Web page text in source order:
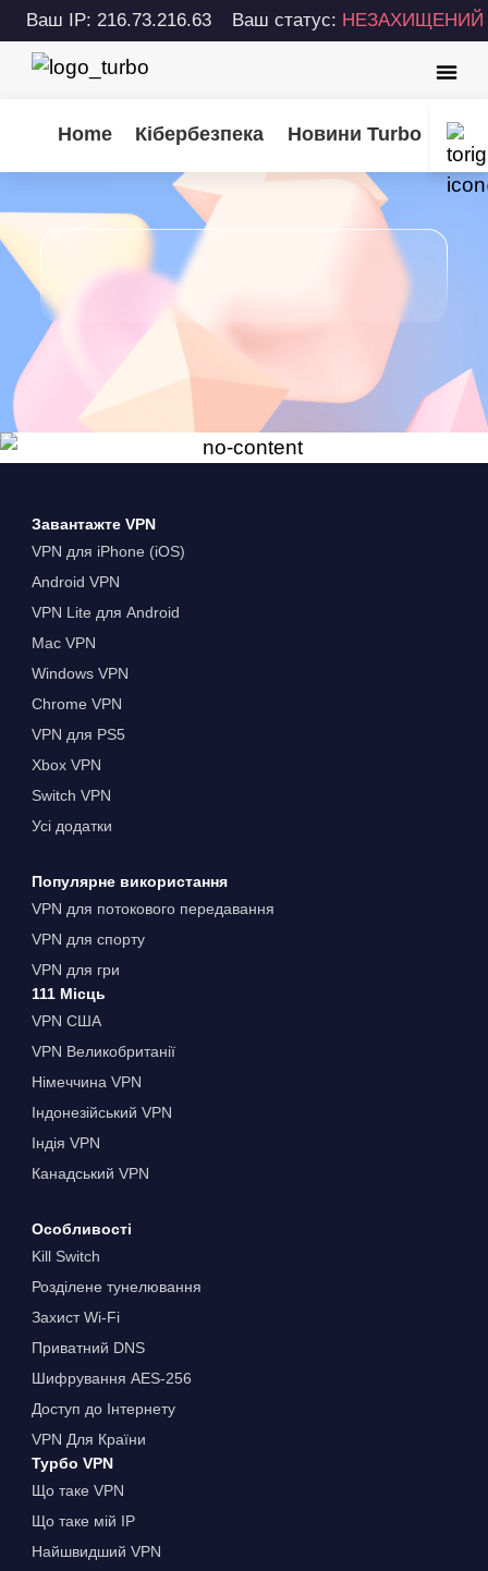
Ваш IP: 216.73.216.63 Ваш статус: НЕЗАХИЩЕНИЙ
Home Кібербезпека Новини Turbo
Завантажте VPN
VPN для iPhone (iOS)
Android VPN
VPN Lite для Android
Mac VPN
Windows VPN
Chrome VPN
VPN для PS5
Xbox VPN
Switch VPN
Усі додатки
Популярне використання
VPN для потокового передавання
VPN для спорту
VPN для гри
111 Місць
VPN США
VPN Великобританії
Німеччина VPN
Індонезійський VPN
Індія VPN
Канадський VPN
Особливості
Kill Switch
Розділене тунелювання
Захист Wi-Fi
Приватний DNS
Шифрування AES-256
Доступ до Інтернету
VPN Для Країни
Турбо VPN
Що таке VPN
Що таке мій IP
Найшвидший VPN